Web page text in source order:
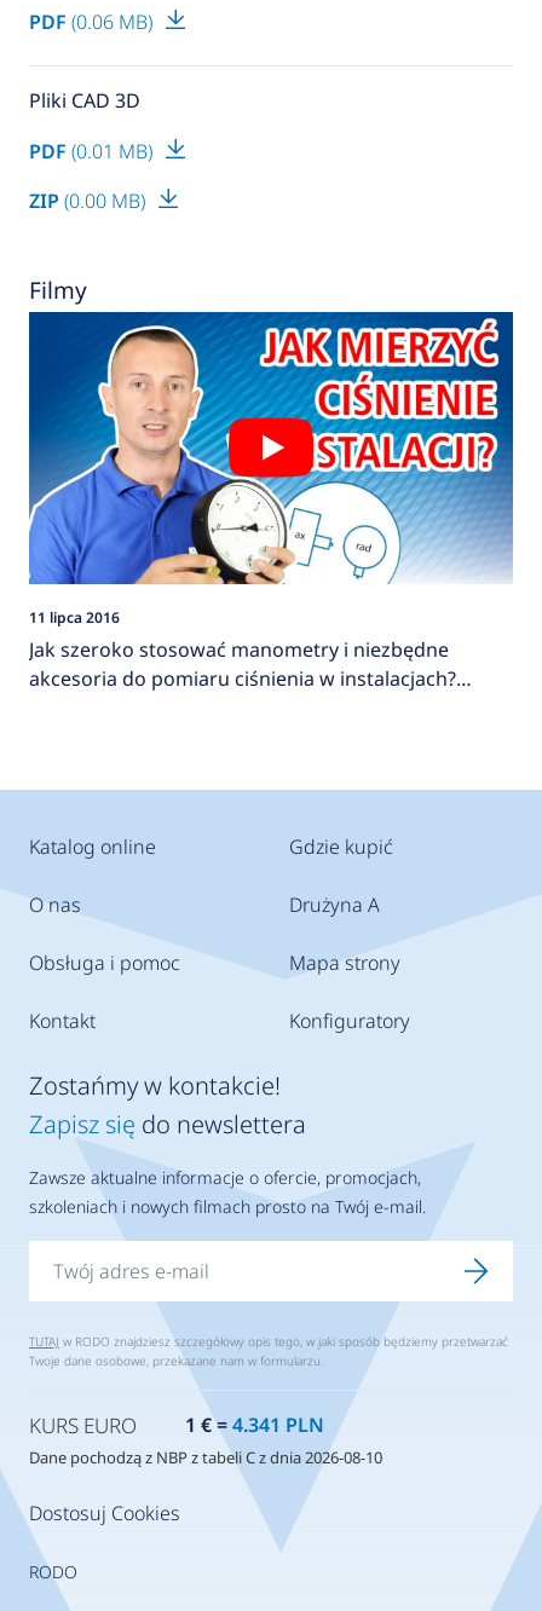
PDF (0.06 MB)
Pliki CAD 3D
PDF (0.01 MB)
ZIP (0.00 MB)
Filmy
11 lipca 2016
Jak szeroko stosować manometry i niezbędne
akcesoria do pomiaru ciśnienia w instalacjach?
Katalog online
O nas
Obsługa i pomoc
Kontakt
Gdzie kupić
Drużyna A
Mapa strony
Konfiguratory
Dostosuj Cookies
RODO
Zostańmy w kontakcie!
Zapisz się do newslettera
Zawsze aktualne informacje o ofercie, promocjach,
szkoleniach i nowych filmach prosto na Twój e-mail.
TUTAJ w RODO znajdziesz szczegółowy opis tego, w jaki sposób będziemy przetwarzać
Twoje dane osobowe, przekazane nam w formularzu.
KURS EURO 1 € =4.341 PLN
Dane pochodzą z NBP z tabeli C z dnia 2026-08-10